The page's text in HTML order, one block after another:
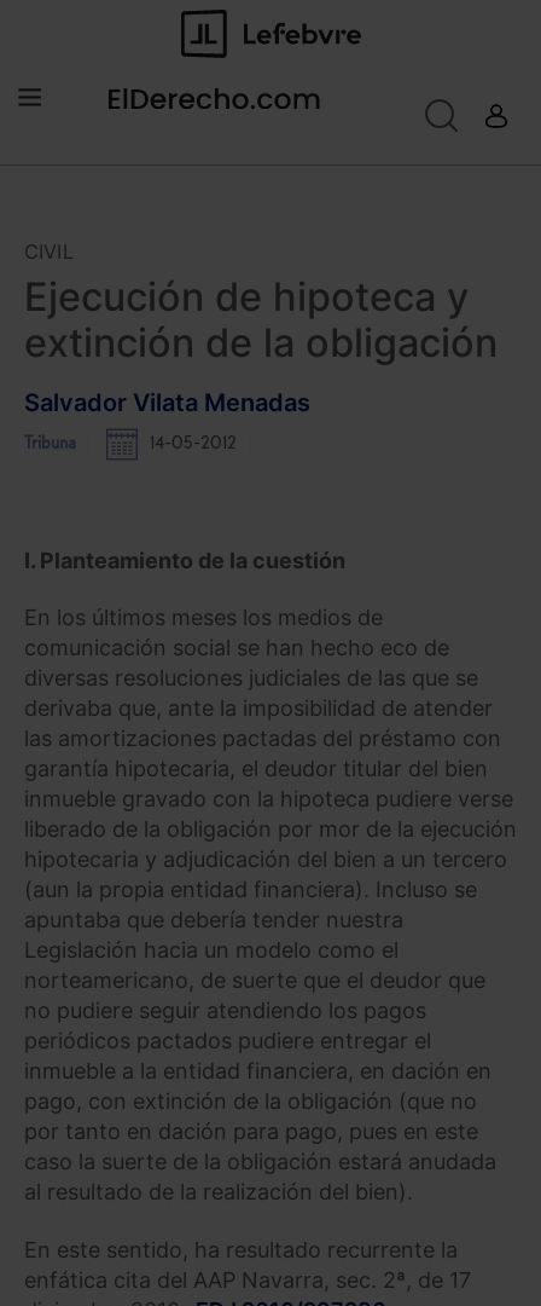
CIVIL
Ejecución de hipoteca y
extinción de la obligación
Salvador Vilata Menadas
Tribuna 14-05-2012
I. Planteamiento de la cuestión
En los últimos meses los medios de
comunicación social se han hecho eco de
diversas resoluciones judiciales de las que se
derivaba que, ante la imposibilidad de atender
las amortizaciones pactadas del préstamo con
garantía hipotecaria, el deudor titular del bien
inmueble gravado con la hipoteca pudiere verse
liberado de la obligación por mor de la ejecución
hipotecaria y adjudicación del bien a un tercero
(aun la propia entidad financiera). Incluso se
apuntaba que debería tender nuestra
Legislación hacia un modelo como el
norteamericano, de suerte que el deudor que
no pudiere seguir atendiendo los pagos
periódicos pactados pudiere entregar el
inmueble a la entidad financiera, en dación en
pago, con extinción de la obligación (que no
por tanto en dación para pago, pues en este
caso la suerte de la obligación estará anudada
al resultado de la realización del bien).
En este sentido, ha resultado recurrente la
enfática cita del AAP Navarra, sec. 2ª, de 17